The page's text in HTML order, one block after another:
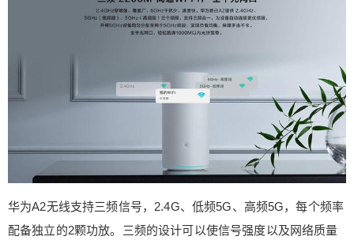
华为A2无线支持三频信号，2.4G、低频5G、高频5G，每个频率
配备独立的2颗功放。三频的设计可以使信号强度以及网络质量
大家大可放心使用。此处需要说明一下的是，手机
的NFC芯片位置不一样，放置的时候如果未出现连
后上一张游戏实测，这是一款外服游戏，服务器设
在美国。之前玩的时候无论使用4G还是家里的极路
由联网总会出现断开连接的情况，但是使用华为A2
大家从截图画面中可以很直观的看到网络连接质
量，比较满意。 【结尾】 总结一下，经过一段时间
的使用，最直观的感受就是A2秉承了华为一贯的优
整个产品充满科技感。网络方面，从信号的覆盖和
网速的实测华为A2的表现算是令人满意，对于游戏